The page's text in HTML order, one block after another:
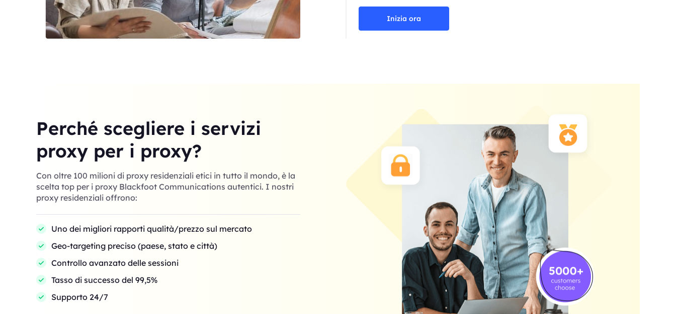
Inizia ora
Perché scegliere i servizi
proxy per i proxy?
Con oltre 100 milioni di proxy residenziali etici in tutto il mondo, è la
scelta top per i proxy Blackfoot Communications autentici. I nostri
proxy residenziali offrono:
Uno dei migliori rapporti qualità/prezzo sul mercato
Geo-targeting preciso (paese, stato e città)
Controllo avanzato delle sessioni
Tasso di successo del 99,5%
Supporto 24/7